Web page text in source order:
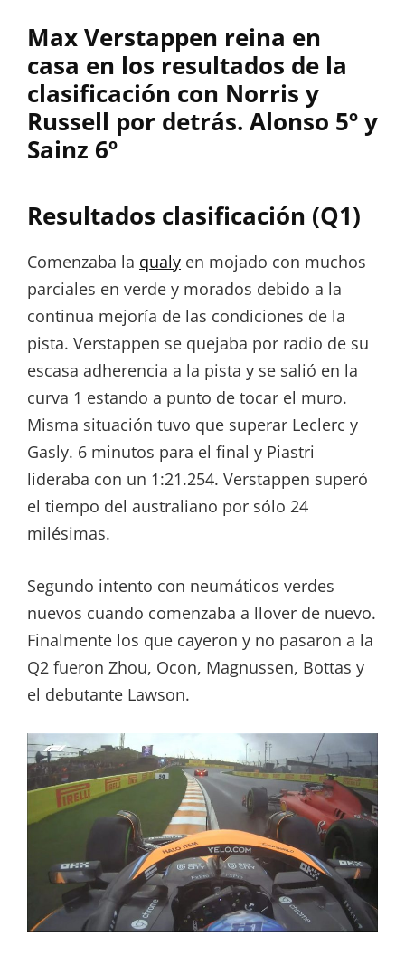
Paquet
Max Verstappen reina en
casa en los resultados de la
clasificación con Norris y
Russell por detrás. Alonso 5º y
Sainz 6º
Resultados clasificación (Q1)
Comenzaba la qualy en mojado con muchos
parciales en verde y morados debido a la
continua mejoría de las condiciones de la
pista. Verstappen se quejaba por radio de su
escasa adherencia a la pista y se salió en la
curva 1 estando a punto de tocar el muro.
Misma situación tuvo que superar Leclerc y
Gasly. 6 minutos para el final y Piastri
lideraba con un 1:21.254. Verstappen superó
el tiempo del australiano por sólo 24
milésimas.
Segundo intento con neumáticos verdes
nuevos cuando comenzaba a llover de nuevo.
Finalmente los que cayeron y no pasaron a la
Q2 fueron Zhou, Ocon, Magnussen, Bottas y
el debutante Lawson.